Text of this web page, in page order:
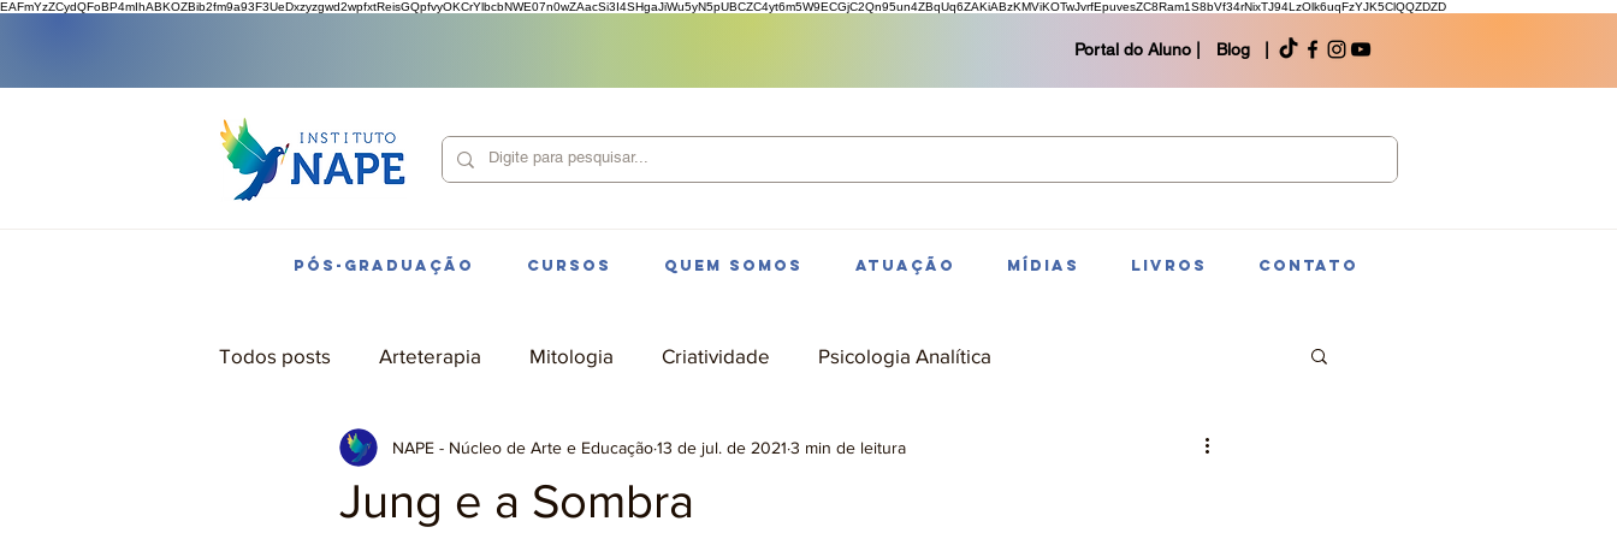
EAFmYzZCydQFoBP4mIhABKOZBib2fm9a93F3UeDxzyzgwd2wpfxtReisGQpfvyOKCrYlbcbNWE07n0wZAacSi3I4SHgaJiWu5yN5pUBCZC4yt6m5W9ECGjC2Qn95un4ZBqUq6ZAKiABzKMViKOTwJvrfEpuvesZC8Ram1S8bVf34rNixTJ94LzOlk6uqFzYJK5ClQQZDZD
Portal do Aluno | Blog |
PÓS-GRADUAÇÃO CURSOS QUEM SOMOS ATUAÇÃO MÍDIAS LIVROS CONTATO
Todos posts Arteterapia Mitologia Criatividade Psicologia Analítica
Jung e a Sombra
NAPE - Núcleo de Arte e Educação13 de jul. de 2021 3 min de leitura